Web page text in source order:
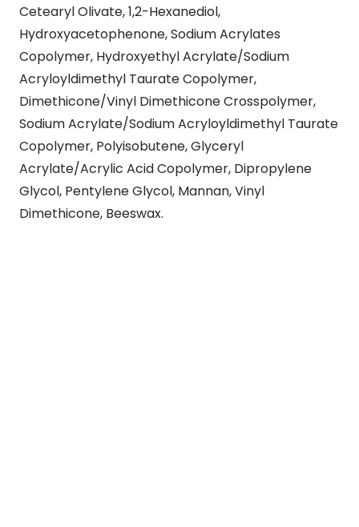
Cetearyl Olivate, 1,2-Hexanediol,
Hydroxyacetophenone, Sodium Acrylates
Copolymer, Hydroxyethyl Acrylate/Sodium
Acryloyldimethyl Taurate Copolymer,
Dimethicone/Vinyl Dimethicone Crosspolymer,
Sodium Acrylate/Sodium Acryloyldimethyl Taurate
Copolymer, Polyisobutene, Glyceryl
Acrylate/Acrylic Acid Copolymer, Dipropylene
Glycol, Pentylene Glycol, Mannan, Vinyl
Dimethicone, Beeswax.